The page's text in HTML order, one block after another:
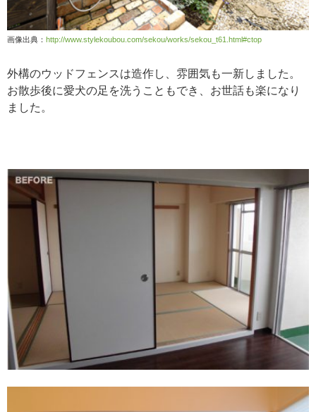
画像出典： http://www.stylekoubou.com/sekou/works/sekou_t61.html#ctop
外構のウッドフェンスは造作し、雰囲気も一新しました。
お散歩後に愛犬の足を洗うこともでき、お世話も楽になり
ました。